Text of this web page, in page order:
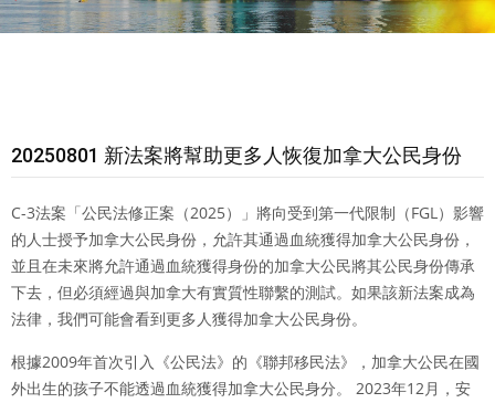
20250801 新法案將幫助更多人恢復加拿大公民身份
C-3法案「公民法修正案（2025）」將向受到第一代限制（FGL）影響
的人士授予加拿大公民身份，允許其通過血統獲得加拿大公民身份，
並且在未來將允許通過血統獲得身份的加拿大公民將其公民身份傳承
下去，但必須經過與加拿大有實質性聯繫的測試。如果該新法案成為
法律，我們可能會看到更多人獲得加拿大公民身份。
根據2009年首次引入《公民法》的《聯邦移民法》，加拿大公民在國
外出生的孩子不能透過血統獲得加拿大公民身分。 2023年12月，安